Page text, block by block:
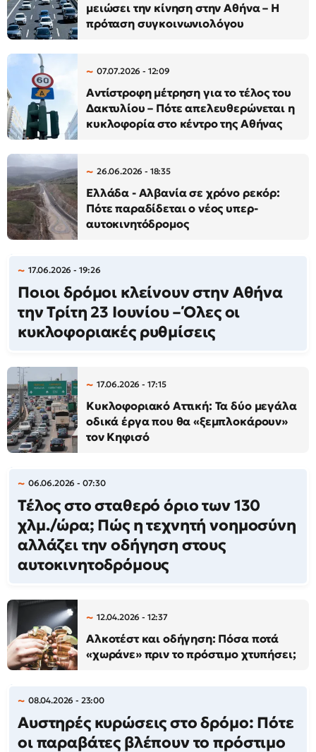
μειώσει την κίνηση στην Αθήνα – Η
πρόταση συγκοινωνιολόγου
07.07.2026 - 12:09
Αντίστροφη μέτρηση για το τέλος του
Δακτυλίου – Πότε απελευθερώνεται η
κυκλοφορία στο κέντρο της Αθήνας
26.06.2026 - 18:35
Ελλάδα - Αλβανία σε χρόνο ρεκόρ:
Πότε παραδίδεται ο νέος υπερ-
αυτοκινητόδρομος
17.06.2026 - 19:26
Ποιοι δρόμοι κλείνουν στην Αθήνα
την Τρίτη 23 Ιουνίου – Όλες οι
κυκλοφοριακές ρυθμίσεις
17.06.2026 - 17:15
Κυκλοφοριακό Αττική: Τα δύο μεγάλα
οδικά έργα που θα «ξεμπλοκάρουν»
τον Κηφισό
06.06.2026 - 07:30
Τέλος στο σταθερό όριο των 130
χλμ./ώρα; Πώς η τεχνητή νοημοσύνη
αλλάζει την οδήγηση στους
αυτοκινητοδρόμους
12.04.2026 - 12:37
Αλκοτέστ και οδήγηση: Πόσα ποτά
«χωράνε» πριν το πρόστιμο χτυπήσει;
08.04.2026 - 23:00
Αυστηρές κυρώσεις στο δρόμο: Πότε
οι παραβάτες βλέπουν το πρόστιμο